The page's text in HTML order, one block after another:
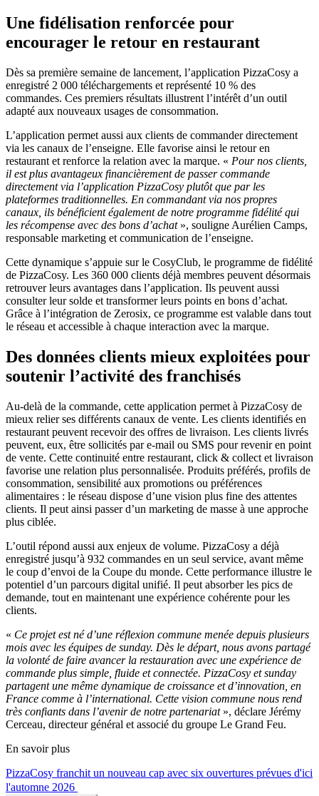
Une fidélisation renforcée pour
encourager le retour en restaurant
Dès sa première semaine de lancement, l’application PizzaCosy a
enregistré 2 000 téléchargements et représenté 10 % des
commandes. Ces premiers résultats illustrent l’intérêt d’un outil
adapté aux nouveaux usages de consommation.
L’application permet aussi aux clients de commander directement
via les canaux de l’enseigne. Elle favorise ainsi le retour en
restaurant et renforce la relation avec la marque. « Pour nos clients,
il est plus avantageux financièrement de passer commande
directement via l’application PizzaCosy plutôt que par les
plateformes traditionnelles. En commandant via nos propres
canaux, ils bénéficient également de notre programme fidélité qui
les récompense avec des bons d’achat», souligne Aurélien Camps,
responsable marketing et communication de l’enseigne.
Cette dynamique s’appuie sur le CosyClub, le programme de fidélité
de PizzaCosy. Les 360 000 clients déjà membres peuvent désormais
retrouver leurs avantages dans l’application. Ils peuvent aussi
consulter leur solde et transformer leurs points en bons d’achat.
Grâce à l’intégration de Zerosix, ce programme est valable dans tout
le réseau et accessible à chaque interaction avec la marque.
Des données clients mieux exploitées pour
soutenir l’activité des franchisés
Au-delà de la commande, cette application permet à PizzaCosy de
mieux relier ses différents canaux de vente. Les clients identifiés en
restaurant peuvent recevoir des offres de livraison. Les clients livrés
peuvent, eux, être sollicités par e-mail ou SMS pour revenir en point
de vente. Cette continuité entre restaurant, click & collect et livraison
favorise une relation plus personnalisée. Produits préférés, profils de
consommation, sensibilité aux promotions ou préférences
alimentaires : le réseau dispose d’une vision plus fine des attentes
clients. Il peut ainsi passer d’un marketing de masse à une approche
plus ciblée.
L’outil répond aussi aux enjeux de volume. PizzaCosy a déjà
enregistré jusqu’à 932 commandes en un seul service, avant même
le coup d’envoi de la Coupe du monde. Cette performance illustre le
potentiel d’un parcours digital unifié. Il peut absorber les pics de
demande, tout en maintenant une expérience cohérente pour les
clients.
« Ce projet est né d’une réflexion commune menée depuis plusieurs
mois avec les équipes de sunday. Dès le départ, nous avons partagé
la volonté de faire avancer la restauration avec une expérience de
commande plus simple, fluide et connectée. PizzaCosy et sunday
partagent une même dynamique de croissance et d’innovation, en
France comme à l’international. Cette vision commune nous rend
très confiants dans l’avenir de notre partenariat», déclare Jérémy
Cerceau, directeur général et associé du groupe Le Grand Feu.
En savoir plus
PizzaCosy franchit un nouveau cap avec six ouvertures prévues d'ici
l'automne 2026